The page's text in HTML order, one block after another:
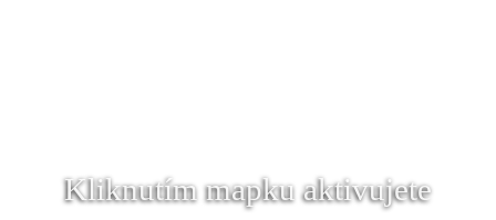
Kliknutím mapku aktivujete